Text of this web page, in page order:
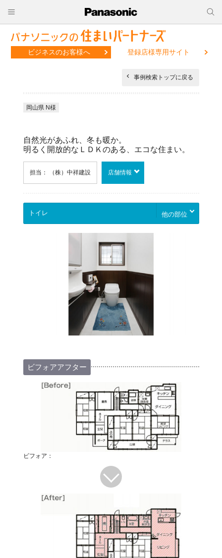
ビジネスのお客様へ 登録店様専用サイト
事例検索トップに戻る
岡山県 N様
自然光があふれ、冬も暖か。
明るく開放的なＬＤＫのある、エコな住まい。
担当： （株）中祥建設 店舗情報
他の部位
ビフォアアフター
ビフォア：